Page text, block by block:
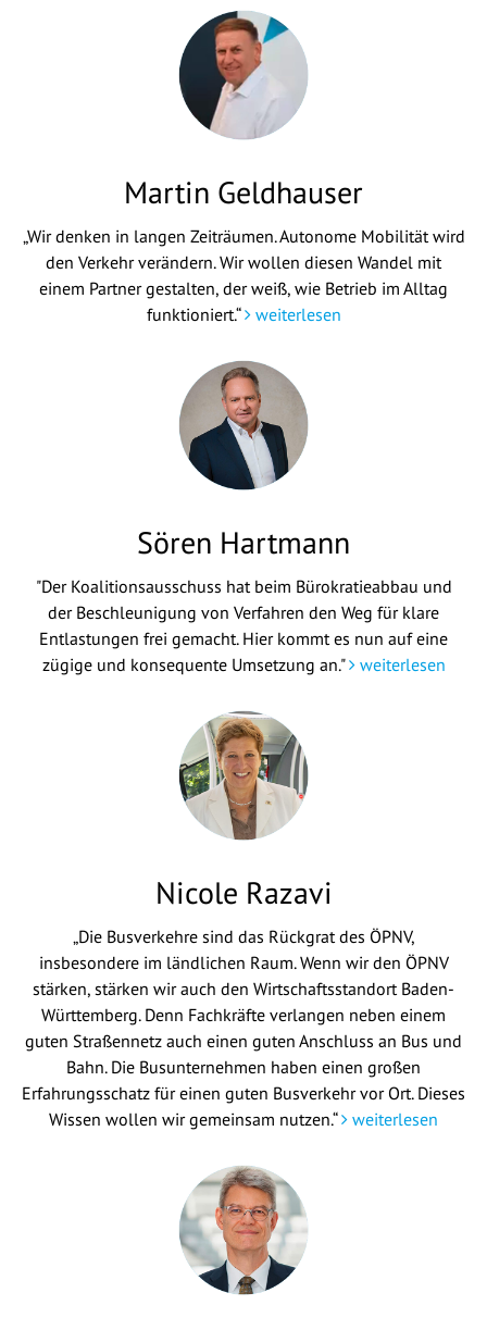
Martin Geldhauser
„Wir denken in langen Zeiträumen. Autonome Mobilität wird
den Verkehr verändern. Wir wollen diesen Wandel mit
einem Partner gestalten, der weiß, wie Betrieb im Alltag
funktioniert.“ weiterlesen
Sören Hartmann
"Der Koalitionsausschuss hat beim Bürokratieabbau und
der Beschleunigung von Verfahren den Weg für klare
Entlastungen frei gemacht. Hier kommt es nun auf eine
zügige und konsequente Umsetzung an." weiterlesen
Nicole Razavi
„Die Busverkehre sind das Rückgrat des ÖPNV,
insbesondere im ländlichen Raum. Wenn wir den ÖPNV
stärken, stärken wir auch den Wirtschaftsstandort Baden-
Württemberg. Denn Fachkräfte verlangen neben einem
guten Straßennetz auch einen guten Anschluss an Bus und
Bahn. Die Busunternehmen haben einen großen
Erfahrungsschatz für einen guten Busverkehr vor Ort. Dieses
Wissen wollen wir gemeinsam nutzen.“
weiterlesen